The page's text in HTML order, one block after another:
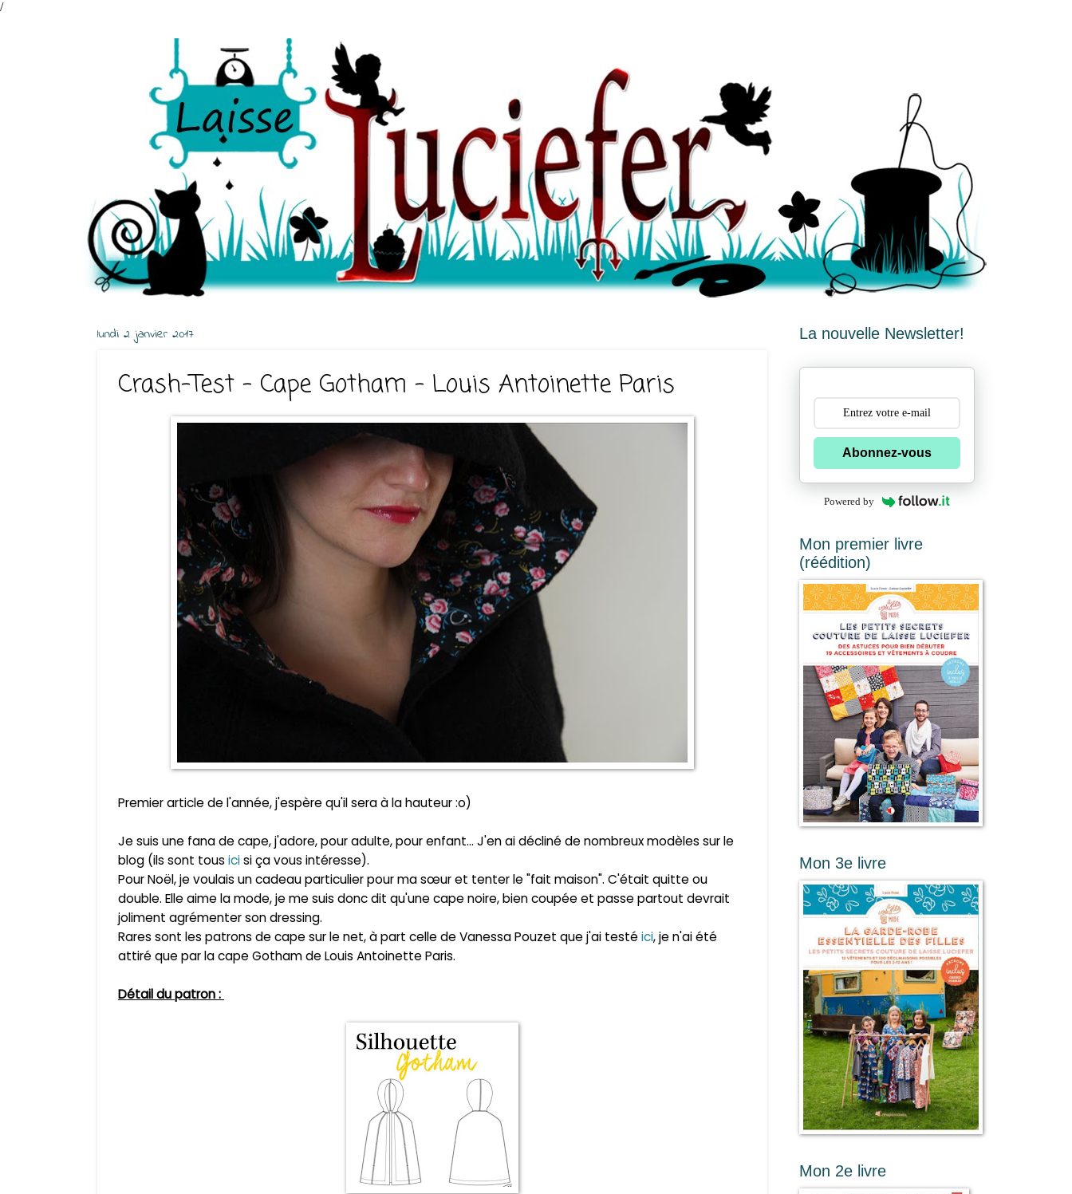
/
lundi 2 janvier 2017
Crash-Test - Cape Gotham - Louis Antoinette Paris
Premier article de l'année, j'espère qu'il sera à la hauteur :o)
Je suis une fana de cape, j'adore, pour adulte, pour enfant... J'en ai décliné de nombreux modèles sur le
blog (ils sont tous icisi ça vous intéresse).
Pour Noël, je voulais un cadeau particulier pour ma sœur et tenter le "fait maison". C'était quitte ou
double. Elle aime la mode, je me suis donc dit qu'une cape noire, bien coupée et passe partout devrait
joliment agrémenter son dressing.
Rares sont les patrons de cape sur le net, à part celle de Vanessa Pouzet que j'ai testéici, je n'ai été
attiré que par la cape Gotham de Louis Antoinette Paris.
Détail du patron :
La nouvelle Newsletter!
Abonnez-vous
Powered by
Mon premier livre
(réédition)
Mon 3e livre
Mon 2e livre